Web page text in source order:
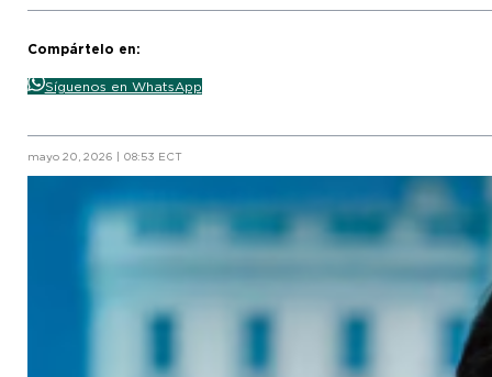
Compártelo en:
Síguenos en WhatsApp
mayo 20, 2026 | 08:53 ECT